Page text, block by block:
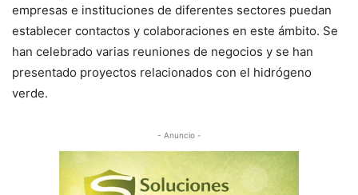
empresas e instituciones de diferentes sectores puedan
establecer contactos y colaboraciones en este ámbito. Se
han celebrado varias reuniones de negocios y se han
presentado proyectos relacionados con el hidrógeno
verde.
- Anuncio -